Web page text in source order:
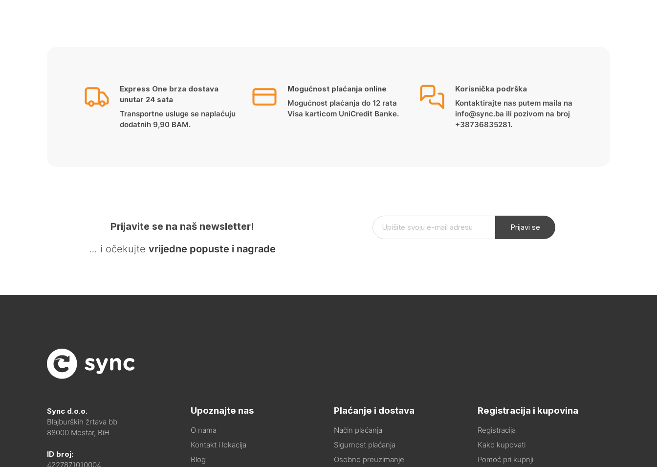
Express One brza dostava
unutar 24 sata
Transportne usluge se naplaćuju
dodatnih 9,90 BAM.
Mogućnost plaćanja online
Mogućnost plaćanja do 12 rata
Visa karticom UniCredit Banke.
Korisnička podrška
Kontaktirajte nas putem maila na
info@sync.ba ili pozivom na broj
+38736835281.
Prijavite se na naš newsletter!
… i očekujte vrijedne popuste i nagrade
Prijavi se
Sync d.o.o.
Blajburških žrtava bb
88000 Mostar, BiH
ID broj:
4227871010004
Upoznajte nas
O nama
Kontakt i lokacija
Blog
Plaćanje i dostava
Način plaćanja
Sigurnost plaćanja
Osobno preuzimanje
Registracija i kupovina
Registracija
Kako kupovati
Pomoć pri kupnji